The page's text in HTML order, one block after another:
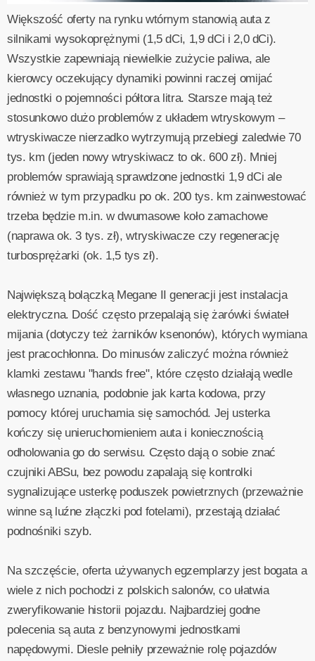
Większość oferty na rynku wtórnym stanowią auta z
silnikami wysokoprężnymi (1,5 dCi, 1,9 dCi i 2,0 dCi).
Wszystkie zapewniają niewielkie zużycie paliwa, ale
kierowcy oczekujący dynamiki powinni raczej omijać
jednostki o pojemności półtora litra. Starsze mają też
stosunkowo dużo problemów z układem wtryskowym –
wtryskiwacze nierzadko wytrzymują przebiegi zaledwie 70
tys. km (jeden nowy wtryskiwacz to ok. 600 zł). Mniej
problemów sprawiają sprawdzone jednostki 1,9 dCi ale
również w tym przypadku po ok. 200 tys. km zainwestować
trzeba będzie m.in. w dwumasowe koło zamachowe
(naprawa ok. 3 tys. zł), wtryskiwacze czy regenerację
turbosprężarki (ok. 1,5 tys zł).
Największą bolączką Megane II generacji jest instalacja
elektryczna. Dość często przepalają się żarówki świateł
mijania (dotyczy też żarników ksenonów), których wymiana
jest pracochłonna. Do minusów zaliczyć można również
klamki zestawu "hands free", które często działają wedle
własnego uznania, podobnie jak karta kodowa, przy
pomocy której uruchamia się samochód. Jej usterka
kończy się unieruchomieniem auta i koniecznością
odholowania go do serwisu. Często dają o sobie znać
czujniki ABSu, bez powodu zapalają się kontrolki
sygnalizujące usterkę poduszek powietrznych (przeważnie
winne są luźne złączki pod fotelami), przestają działać
podnośniki szyb.
Na szczęście, oferta używanych egzemplarzy jest bogata a
wiele z nich pochodzi z polskich salonów, co ułatwia
zweryfikowanie historii pojazdu. Najbardziej godne
polecenia są auta z benzynowymi jednostkami
napędowymi. Diesle pełniły przeważnie rolę pojazdów